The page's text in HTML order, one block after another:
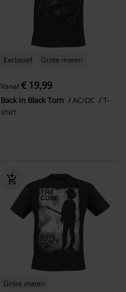
Exclusief Grote maten
Vanaf€ 19,99
Back In Black Torn AC/DC
T-
shirt
Grote maten